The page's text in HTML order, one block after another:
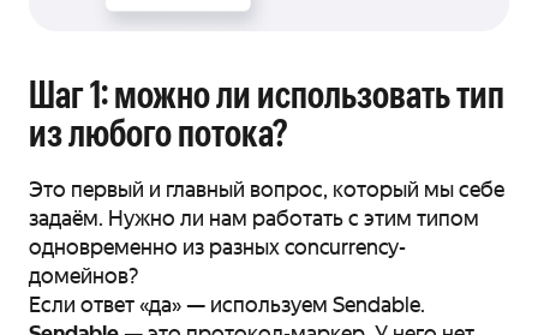
Шаг 1: можно ли использовать тип
из любого потока?
Это первый и главный вопрос, который мы себе
задаём. Нужно ли нам работать с этим типом
одновременно из разных concurrency-
домейнов?
Если ответ «да» — используем Sendable.